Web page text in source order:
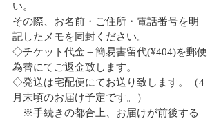
い。
その際、お名前・ご住所・電話番号を明
記したメモを同封ください。
◇チケット代金＋簡易書留代(¥404)を郵便
為替にてご返金致します。
◇発送は宅配便にてお送り致します。（4
月末頃のお届け予定です。）
※手続きの都合上、お届けが前後する